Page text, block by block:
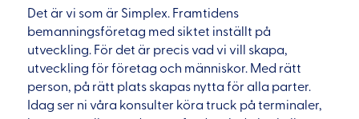
Det är vi som är Simplex. Framtidens
bemanningsföretag med siktet inställt på
utveckling. För det är precis vad vi vill skapa,
utveckling för företag och människor. Med rätt
person, på rätt plats skapas nytta för alla parter.
Idag ser ni våra konsulter köra truck på terminaler,